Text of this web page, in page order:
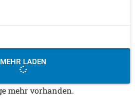
MEHR LADEN
mehr vorhanden.